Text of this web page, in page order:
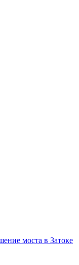
моста в Затоке